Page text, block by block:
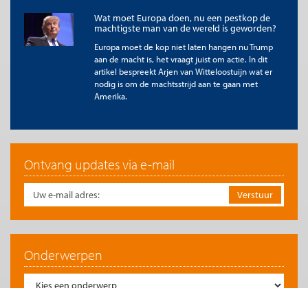
Valerie Vossen, “De verborgen kosten van het Mercosur-verdrag”,Me
Judice, 30 januari 2026.
De titel en eerste zinnen van dit artikel mogen zonder toestemming
worden overgenomen met de bronvermelding Me Judice
en, indien
online, een link naar het artikel. Volledige overname is slechts beperkt
toegestaan. Voor meer informatie, zie onze
Wat moet Europa doen, nu een pestkop de
machtigste man van de wereld is geworden?
Europa moet de kop niet laten hangen nu Trump
aan de macht is, het vraagt juist om actie. In dit
artikel bespreekt Arjen van Witteloostuijn wat er
nodig is om de machtsstrijd aan te gaan met
Amerika.
Ontvang updates via e-mail
Onderwerpen